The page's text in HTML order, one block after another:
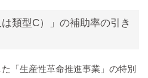
類型C）」の補助率の引き
「生産性革命推進事業」の特別